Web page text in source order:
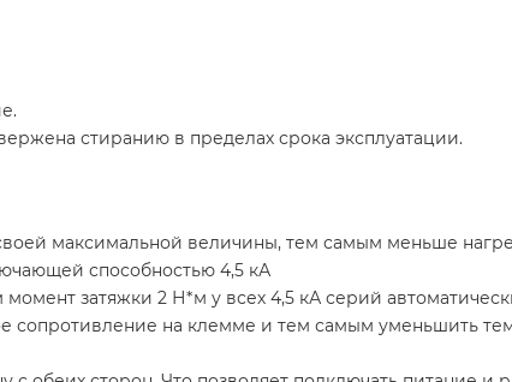
стиранию в пределах срока эксплуатации.
максимальной величины, тем самым меньше
способностью 4,5 кА
затяжки 2 Н*м у всех 4,5 кА серий
сопротивление на клемме и тем самым уменьшить